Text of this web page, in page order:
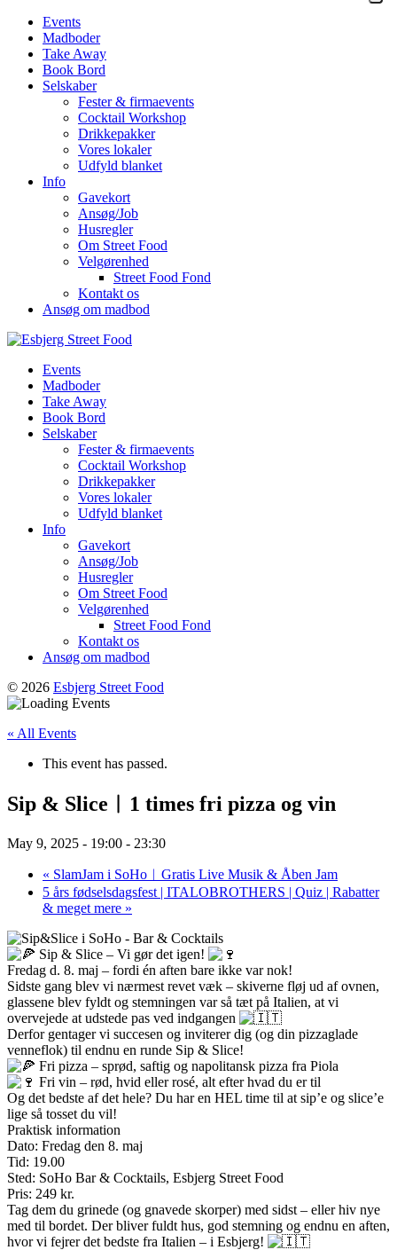
Events
Madboder
Take Away
Book Bord
Selskaber
Fester & firmaevents
Cocktail Workshop
Drikkepakker
Vores lokaler
Udfyld blanket
Info
Gavekort
Ansøg/Job
Husregler
Om Street Food
Velgørenhed
Street Food Fond
Kontakt os
Ansøg om madbod
Events
Madboder
Take Away
Book Bord
Selskaber
Fester & firmaevents
Cocktail Workshop
Drikkepakker
Vores lokaler
Udfyld blanket
Info
Gavekort
Ansøg/Job
Husregler
Om Street Food
Velgørenhed
Street Food Fond
Kontakt os
Ansøg om madbod
© 2026 Esbjerg Street Food
« All Events
This event has passed.
Sip & Slice︱1 times fri pizza og vin
May 9, 2025 - 19:00 - 23:30
« SlamJam i SoHo︱Gratis Live Musik & Åben Jam
5 års fødselsdagsfest | ITALOBROTHERS | Quiz | Rabatter
& meget mere »
Sip & Slice – Vi gør det igen!
Fredag d. 8. maj – fordi én aften bare ikke var nok!
Sidste gang blev vi nærmest revet væk – skiverne fløj ud af ovnen,
glassene blev fyldt og stemningen var så tæt på Italien, at vi
overvejede at udstede pas ved indgangen
Derfor gentager vi succesen og inviterer dig (og din pizzaglade
venneflok) til endnu en runde Sip & Slice!
Fri pizza – sprød, saftig og napolitansk pizza fra Piola
Fri vin – rød, hvid eller rosé, alt efter hvad du er til
Og det bedste af det hele? Du har en HEL time til at sip’e og slice’e
lige så tosset du vil!
Praktisk information
Dato: Fredag den 8. maj
Tid: 19.00
Sted: SoHo Bar & Cocktails, Esbjerg Street Food
Pris: 249 kr.
Tag dem du grinede (og gnavede skorper) med sidst – eller hiv nye
med til bordet. Der bliver fuldt hus, god stemning og endnu en aften,
hvor vi fejrer det bedste fra Italien – i Esbjerg!